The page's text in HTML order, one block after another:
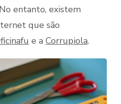
entanto, existem
que são
e a Corrupiola.